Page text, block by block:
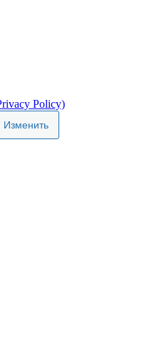
Policy)